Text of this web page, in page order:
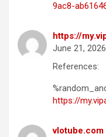
9ac8-
https://
June 21,
References:
https://
vlotube.com